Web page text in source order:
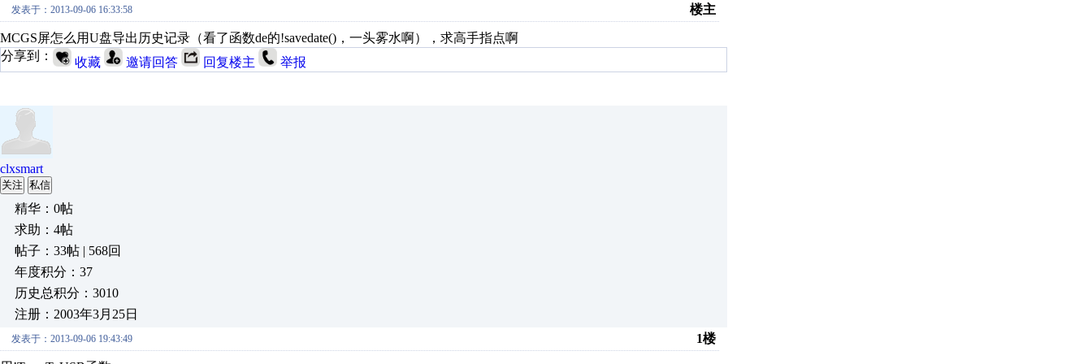
发表于：2013-09-06 16:33:58 楼主
MCGS屏怎么用U盘导出历史记录（看了函数de的!savedate()，一头雾水啊），求高手指点啊
分享到：
收藏 邀请回答 回复楼主 举报
clxsmart
关注 私信
精华：0帖
求助：4帖
帖子：33帖 | 568回
年度积分：37
历史总积分：3010
注册：2003年3月25日
发表于：2013-09-06 19:43:49 1楼